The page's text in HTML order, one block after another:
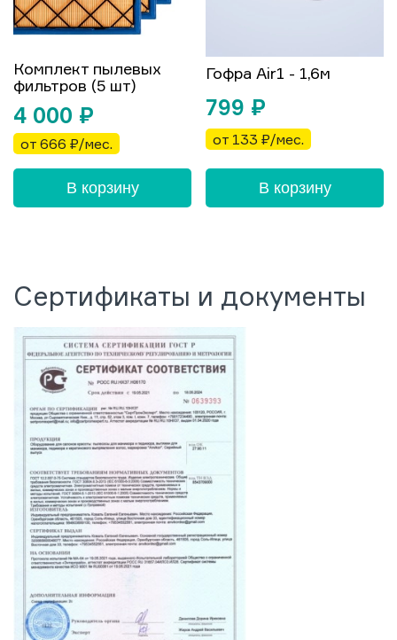
Комплект пылевых
фильтров (5 шт)
4 000 ₽
от 666 ₽/мес.
В корзину
Гофра Air1 - 1,6м
799 ₽
от 133 ₽/мес.
В корзину
Сертификаты и документы